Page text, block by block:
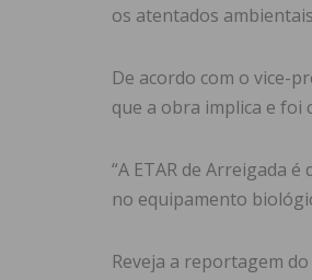
os atentados
De acordo com o vice-
que a obra implica e foi
“A ETAR de Arreigada
no equipamento
Reveja a reportagem